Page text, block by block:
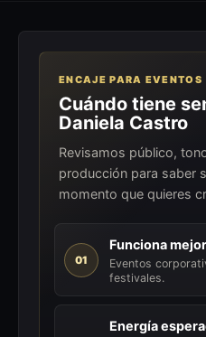
ENCAJE PARA EVENTOS
Cuándo tiene
Daniela Castro
Revisamos público,
producción para saber
momento que quieres
01
Funciona
Eventos
festivales.
Energía